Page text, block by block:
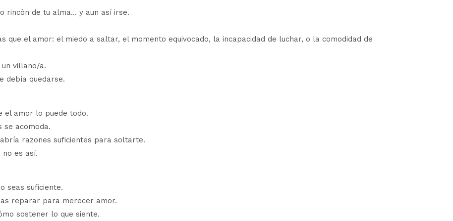
rincón de tu alma… y aun así irse.
que el amor: el miedo a saltar, el momento equivocado, la incapacidad de luchar, o la comodidad de
villano/a.
debía quedarse.
el amor lo puede todo.
se acomoda.
razones suficientes para soltarte.
no es así.
seas suficiente.
reparar para merecer amor.
sostener lo que siente.